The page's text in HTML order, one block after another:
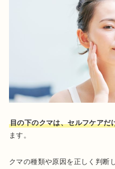
目の下のクマは、セルフケアだ
ます。
クマの種類や原因を正しく判断